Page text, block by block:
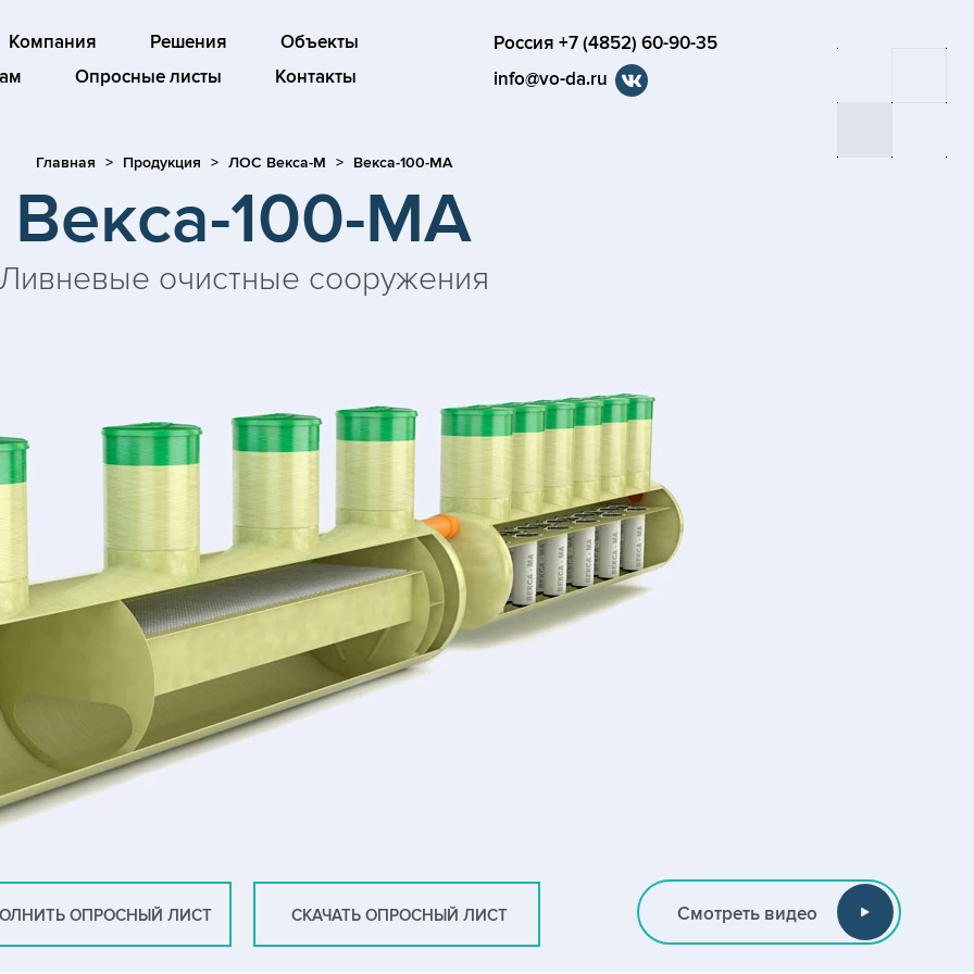
Компания Решения
Объекты
Опросные листы Контакты
Россия +7 (4852) 60-90-35
info@vo-da.ru
Главная Продукция ЛОС Векса-М Векса-100-МА
Векса-100-МА
очистные сооружения
ОПРОСНЫЙ ЛИСТ СКАЧАТЬ ОПРОСНЫЙ ЛИСТ Смотреть видео